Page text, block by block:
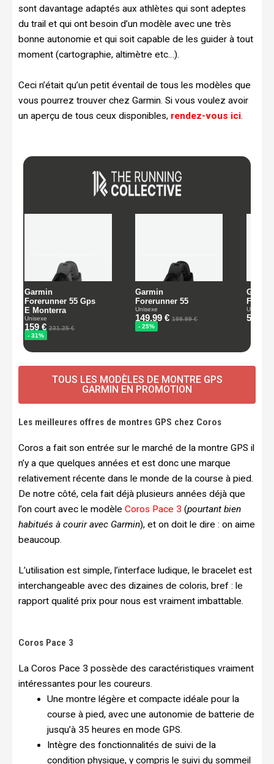
sont davantage adaptés aux athlètes qui sont adeptes
du trail et qui ont besoin d’un modèle avec une très
bonne autonomie et qui soit capable de les guider à tout
moment (cartographie, altimètre etc…).
Ceci n’était qu’un petit éventail de tous les modèles que
vous pourrez trouver chez Garmin. Si vous voulez avoir
un aperçu de tous ceux disponibles, rendez-vous ici.
TOUS LES MODÈLES DE MONTRE GPS
GARMIN EN PROMOTION
Les meilleures offres de montres GPS chez Coros
Coros a fait son entrée sur le marché de la montre GPS il
n’y a que quelques années et est donc une marque
relativement récente dans le monde de la course à pied.
De notre côté, cela fait déjà plusieurs années déjà que
l’on court avec le modèle Coros Pace 3 (pourtant bien
habitués à courir avec Garmin), et on doit le dire : on aime
beaucoup.
L’utilisation est simple, l’interface ludique, le bracelet est
interchangeable avec des dizaines de coloris, bref : le
rapport qualité prix pour nous est vraiment imbattable.
Coros Pace 3
La Coros Pace 3 possède des caractéristiques vraiment
intéressantes pour les coureurs.
Une montre légère et compacte idéale pour la
course à pied, avec une autonomie de batterie de
jusqu’à 35 heures en mode GPS.
Intègre des fonctionnalités de suivi de la
condition physique, y compris le suivi du sommeil